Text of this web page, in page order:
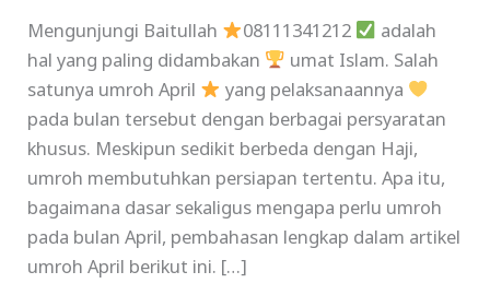
Mengunjungi Baitullah
08111341212
adalah
hal yang paling didambakan
umat Islam. Salah
satunya umroh April
yang pelaksanaannya
pada bulan tersebut dengan berbagai persyaratan
khusus. Meskipun sedikit berbeda dengan Haji,
umroh membutuhkan persiapan tertentu. Apa itu,
bagaimana dasar sekaligus mengapa perlu umroh
pada bulan April, pembahasan lengkap dalam artikel
umroh April berikut ini. […]